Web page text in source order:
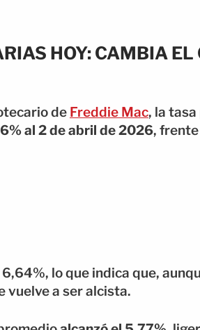
HOY: CAMBIA EL
de Freddie Mac, la
al 2 de abril de 2026,
lo que indica que,
vuelve a ser alcista.